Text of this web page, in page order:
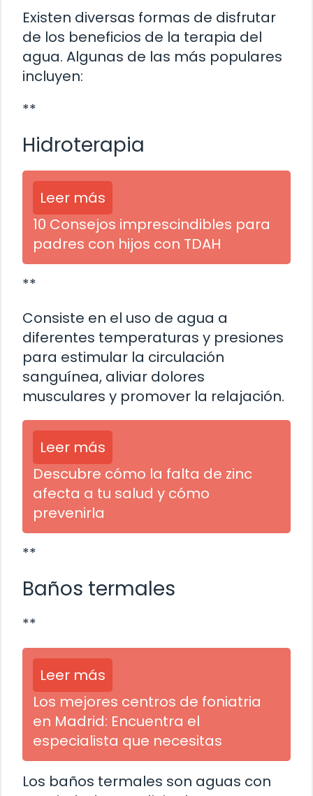
Existen diversas formas de disfrutar
de los beneficios de la terapia del
agua. Algunas de las más populares
incluyen:
**
Hidroterapia
Leer más
10 Consejos imprescindibles para
padres con hijos con TDAH
**
Consiste en el uso de agua a
diferentes temperaturas y presiones
para estimular la circulación
sanguínea, aliviar dolores
musculares y promover la relajación.
Leer más
Descubre cómo la falta de zinc
afecta a tu salud y cómo
prevenirla
**
Baños termales
**
Leer más
Los mejores centros de foniatria
en Madrid: Encuentra el
especialista que necesitas
Los baños termales son aguas con